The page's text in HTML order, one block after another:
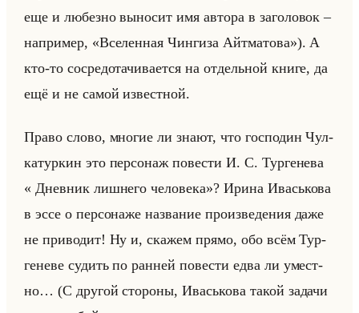
еще и лю­без­но вы­но­сит имя ав­то­ра в за­го­ло­вок –
на­при­мер, «Вселенная Чингиза Айтматова»). А
кто-то со­сре­до­та­чи­ва­ет­ся на от­дельной книге, да
ещё и не самой из­вест­ной.
Право слово, мно­гие ли знают, что гос­по­дин Чул­
ка­тур­кин это пер­со­наж по­ве­сти И. С. Тур­ге­не­ва
« Дневник лишнего человека»? Ирина Ивасько­ва
в эссе о пер­со­на­же на­зва­ние про­из­ве­де­ния даже
не при­во­дит! Ну и, ска­жем прямо, обо всём Тур­
ге­не­ве су­дить по ран­ней по­ве­сти едва ли умест­
но… (С дру­гой сто­ро­ны, Ивасько­ва такой за­да­чи